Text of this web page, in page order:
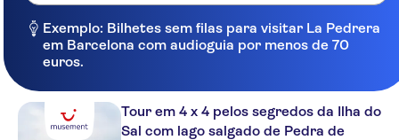
Exemplo: Bilhetes sem filas para visitar La Pedrera
em Barcelona com audioguia por menos de 70
euros.
Tour em 4 x 4 pelos segredos da Ilha do
Sal com lago salgado de Pedra de